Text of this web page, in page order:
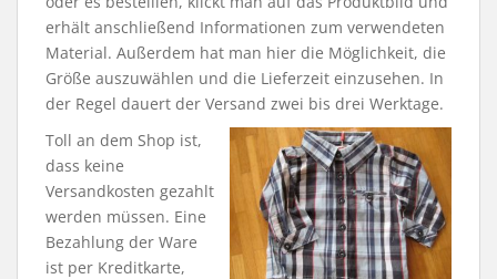
erhält anschließend Informationen zum verwendeten
Material. Außerdem hat man hier die Möglichkeit, die
Größe auszuwählen und die Lieferzeit einzusehen. In
der Regel dauert der Versand zwei bis drei Werktage.
Toll an dem Shop ist,
dass keine
Versandkosten gezahlt
werden müssen. Eine
Bezahlung der Ware
ist per Kreditkarte,